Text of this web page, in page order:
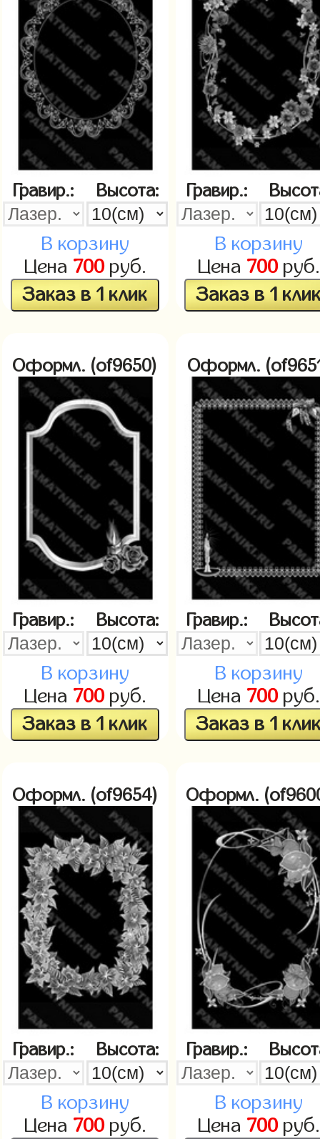
Гравир.: Высота:
В корзину
Цена 700руб.
Заказ в 1 клик
Гравир.:
В корзину
Цена 700руб.
Заказ в 1
Оформл. (of9650)
Гравир.: Высота:
В корзину
Цена 700руб.
Заказ в 1 клик
Оформл.
Гравир.:
В корзину
Цена 700руб.
Заказ в 1
Оформл. (of9654)
Гравир.: Высота:
В корзину
Цена 700руб.
Оформл.
Гравир.:
В корзину
Цена 700руб.